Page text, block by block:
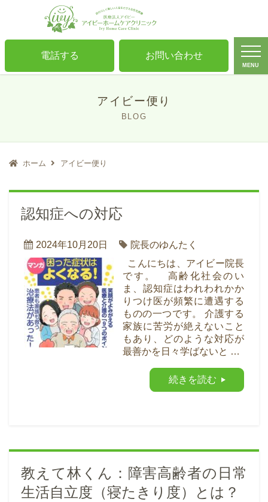
MENU
電話する お問い合わせ
アイビー便り
BLOG
ホーム アイビー便り
認知症への対応
2024年10月20日
院長のゆんたく
こんにちは、アイビー院長
です。 高齢化社会のい
ま、認知症はわれわれかか
りつけ医が頻繁に遭遇する
ものの一つです。 介護する
家族に苦労が絶えないこと
もあり、どのような対応が
最善かを日々学ばないと …
続きを読む
教えて林くん：障害高齢者の日常
生活自立度（寝たきり度）とは？